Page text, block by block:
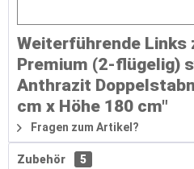
Weiterführende
Premium (2-flügelig)
Anthrazit
cm x Höhe 180 cm"
Fragen zum Artikel?
Zubehör 5